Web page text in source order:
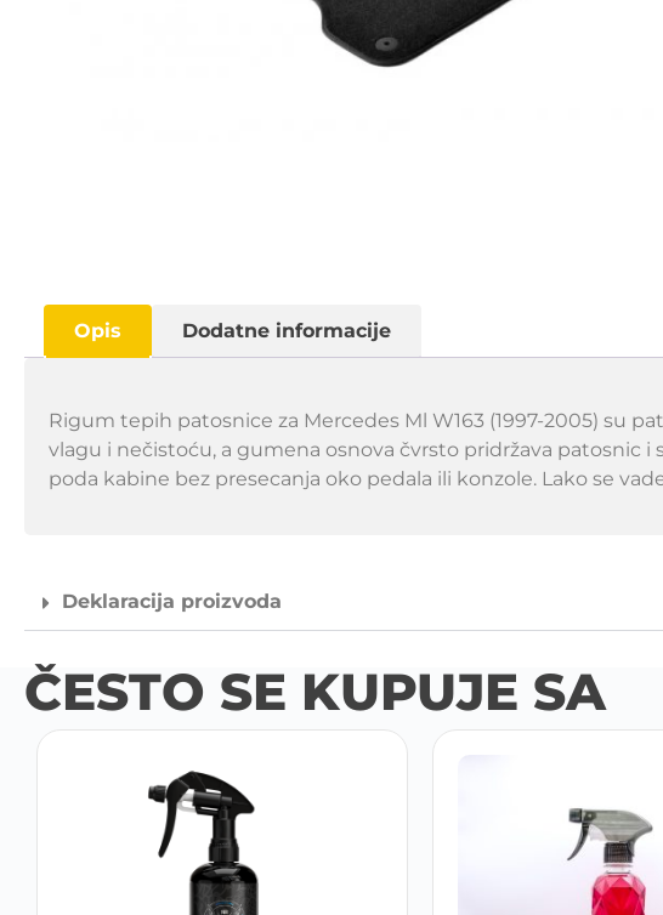
Opis Dodatne informacije
Rigum tepih patosnice za Mercedes Ml W163 (1997-2005) su
vlagu i nečistoću, a gumena osnova čvrsto pridržava patosnic
poda kabine bez presecanja oko pedala ili konzole. Lako se
Deklaracija proizvoda
ČESTO SE KUPUJE SA